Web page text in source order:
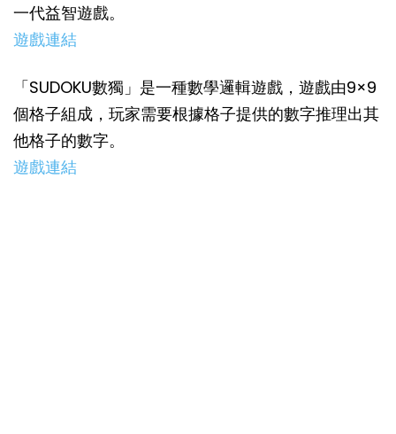
一代益智遊戲。
遊戲連結
「SUDOKU數獨」是一種數學邏輯遊戲，遊戲由9×9
個格子組成，玩家需要根據格子提供的數字推理出其
他格子的數字。
遊戲連結